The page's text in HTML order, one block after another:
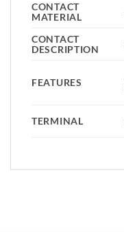
CONTACT
MATERIAL
CONTACT
DESCRIPTION
FEATURES
TERMINAL